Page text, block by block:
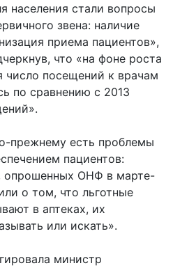
населения стали вопросы
звена: наличие
приема пациентов»,
что «на фоне роста
число посещений к врачам
по сравнению с 2013
прежнему есть проблемы
пациентов:
опрошенных ОНФ в марте-
о том, что льготные
в аптеках, их
или искать».
министр